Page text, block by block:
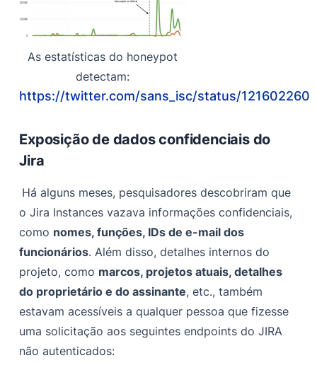
As estatísticas do honeypot
detectam:
https://twitter.com/sans_isc/status/
Exposição de dados confidenciais do
Jira
Há alguns meses, pesquisadores descobriram que
o Jira Instances vazava informações confidenciais,
como nomes, funções, IDs de e-mail dos
funcionários. Além disso, detalhes internos do
projeto, como marcos, projetos atuais, detalhes
do proprietário e do assinante, etc., também
estavam acessíveis a qualquer pessoa que fizesse
uma solicitação aos seguintes endpoints do JIRA
não autenticados: